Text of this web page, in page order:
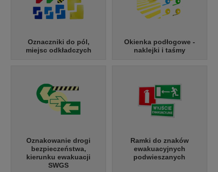
Oznaczniki do pól,
miejsc odkładczych
Okienka podłogowe -
naklejki i taśmy
Oznakowanie drogi
bezpieczeństwa,
kierunku ewakuacji
SWGS
Ramki do znaków
ewakuacyjnych
podwieszanych